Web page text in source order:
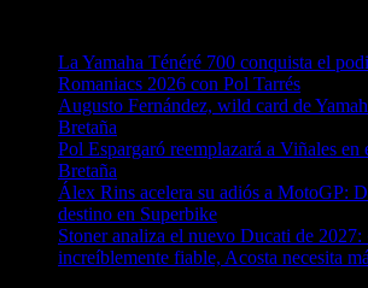
La Yamaha Ténéré 700 conquista el
Romaniacs 2026 con Pol Tarrés
Augusto Fernández, wild card de
Bretaña
Pol Espargaró reemplazará a Viñales en
Bretaña
Álex Rins acelera su adiós a MotoGP:
destino en Superbike
Stoner analiza el nuevo Ducati de 2027:
increíblemente fiable, Acosta necesita